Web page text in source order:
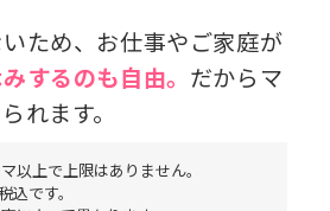
ため、お仕事やご家庭が
するのも自由。 だからマ
れます。
以上で上限はありません。
です。